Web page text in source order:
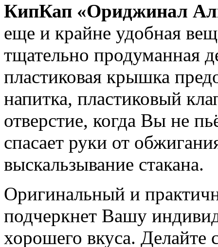
КипКап «Ориджинал
еще и крайне удобная
тщательно продуманная
пластиковая крышка
напитка, пластиковый
отверстие, когда Вы не
спасает руки от
выскальзывание стакана.
Оригинальный и
подчеркнет Вашу
хорошего вкуса. Делайте